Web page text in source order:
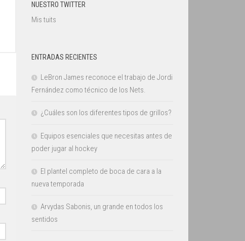
NUESTRO TWITTER
Mis tuits
ENTRADAS RECIENTES
LeBron James reconoce el trabajo de Jordi
Fernández como técnico de los Nets.
¿Cuáles son los diferentes tipos de grillos?
Equipos esenciales que necesitas antes de
poder jugar al hockey
El plantel completo de boca de cara a la
nueva temporada
Arvydas Sabonis, un grande en todos los
sentidos